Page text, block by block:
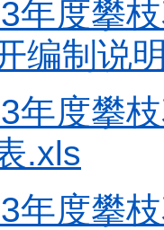
年度攀
编制说
年度攀
.xls
年度攀